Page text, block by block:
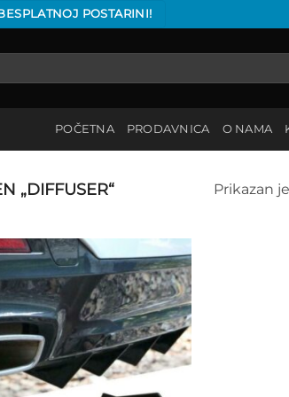
POSTARINI!
POČETNA PRODAVNICA O NAMA
„DIFFUSER“ Prikazan
Add to
wishlist